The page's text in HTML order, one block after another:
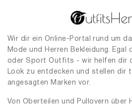
Wir dir ein Online-Portal rund um
Mode und Herren Bekleidung. Egal
oder Sport Outfits - wir helfen dir
Look zu entdecken und stellen dir
angesagten Marken vor.
Von Oberteilen und Pullovern über